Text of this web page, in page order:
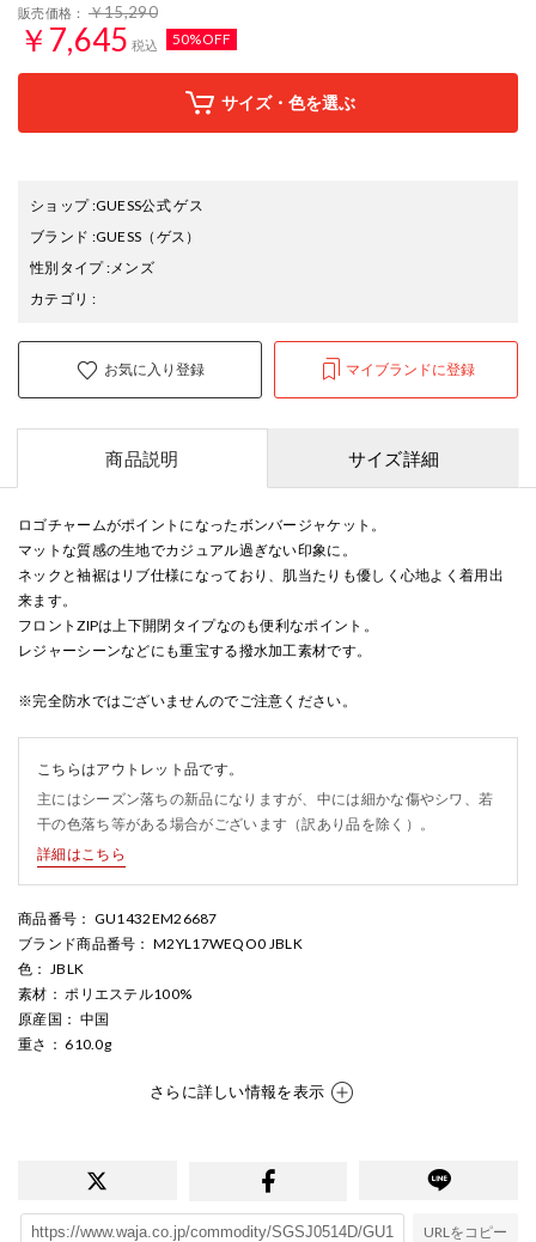
販売価格： ￥15,290
￥7,645 税込 50%OFF
サイズ・色を選ぶ
ショップ:GUESS公式 ゲス
ブランド :GUESS （ゲス）
性別タイプ: メンズ
カテゴリ :
お気に入り登録 マイブランドに登録
商品説明 サイズ詳細
ロゴチャームがポイントになったボンバージャケット。
マットな質感の生地でカジュアル過ぎない印象に。
ネックと袖裾はリブ仕様になっており、肌当たりも優しく心地よく着用出
来ます。
フロントZIPは上下開閉タイプなのも便利なポイント。
レジャーシーンなどにも重宝する撥水加工素材です。
※完全防水ではございませんのでご注意ください。
こちらはアウトレット品です。
主にはシーズン落ちの新品になりますが、中には細かな傷やシワ、若
干の色落ち等がある場合がございます（訳あり品を除く）。
詳細はこちら
商品番号 ： GU1432EM26687
ブランド商品番号 ： M2YL17WEQO0 JBLK
色 ： JBLK
素材 ： ポリエステル100%
原産国 ： 中国
重さ ： 610.0g
さらに詳しい情報を表示
URLをコピー